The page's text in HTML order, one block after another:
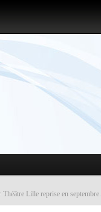
Théâtre Lille reprise en septembre.